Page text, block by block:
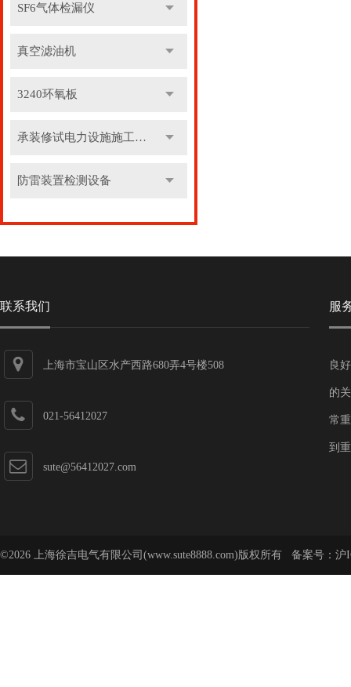
SF6气体检漏仪
真空滤油机
3240环氧板
承装修试电力设施施工机具
防雷装置检测设备
联系我们
上海市宝山区水产西路680弄4号楼508
021-56412027
sute@56412027.com
服
良
的
常
到
©2026 上海徐吉电气有限公司(www.sute8888.com)版权所有 备案号： 沪